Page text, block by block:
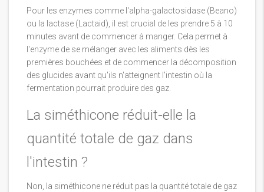
Pour les enzymes comme l'alpha-galactosidase (Beano)
ou la lactase (Lactaid), il est crucial de les prendre 5 à 10
minutes avant de commencer à manger. Cela permet à
l'enzyme de se mélanger avec les aliments dès les
premières bouchées et de commencer la décomposition
des glucides avant qu'ils n'atteignent l'intestin où la
fermentation pourrait produire des gaz.
La siméthicone réduit-elle la
quantité totale de gaz dans
l'intestin ?
Non, la siméthicone ne réduit pas la quantité totale de gaz